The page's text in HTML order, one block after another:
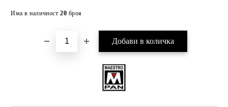
Има в наличност 20 броя